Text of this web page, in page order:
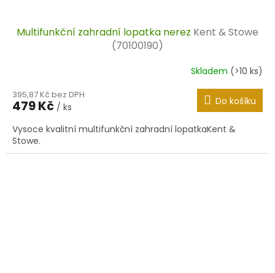
Multifunkční zahradní lopatka nerez Kent & Stowe
(70100190)
Skladem (>10 ks)
395,87 Kč bez DPH
479 Kč / ks Do košíku
Vysoce kvalitní multifunkční zahradní lopatkaKent &
Stowe.